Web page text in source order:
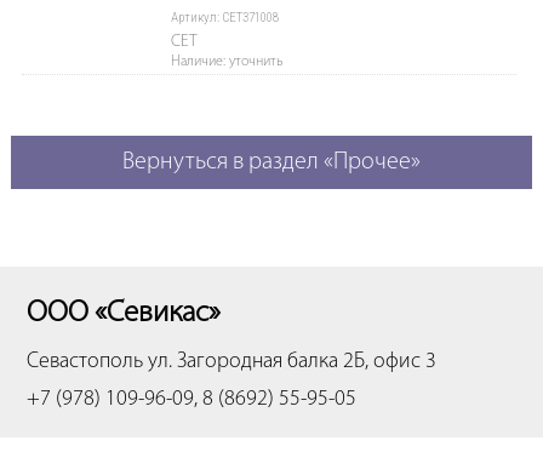
Артикул: CET371008
CET
Наличие: уточнить
Вернуться в раздел «Прочее»
ООО «Севикас»
Севастополь ул. Загородная балка 2Б, офис 3
+7 (978) 109-96-09, 8 (8692) 55-95-05